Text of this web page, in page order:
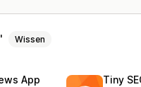
Wissen
App
Tiny